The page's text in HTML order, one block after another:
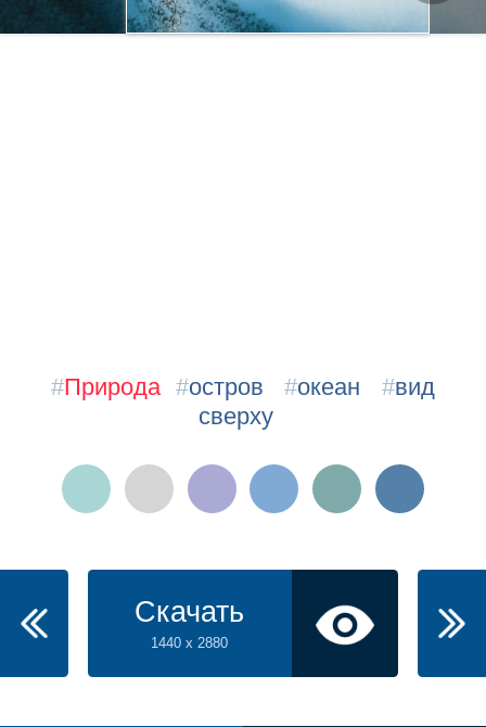
#Природа #остров #океан #вид
сверху
Скачать
1440 x 2880